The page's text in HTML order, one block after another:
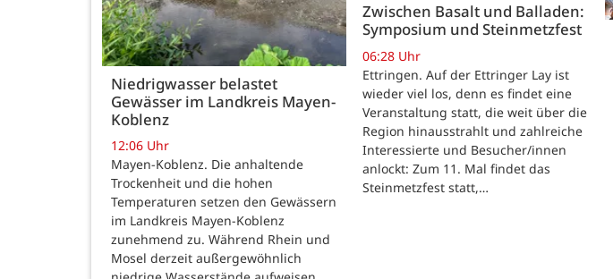
Niedrigwasser belastet
Gewässer im Landkreis Mayen-
Koblenz
12:06 Uhr
Mayen-Koblenz. Die anhaltende
Trockenheit und die hohen
Temperaturen setzen den Gewässern
im Landkreis Mayen-Koblenz
zunehmend zu. Während Rhein und
Mosel derzeit außergewöhnlich
Zwischen Basalt und Balladen:
Symposium und Steinmetzfest
06:28 Uhr
Ettringen. Auf der Ettringer Lay ist
wieder viel los, denn es findet eine
Veranstaltung statt, die weit über die
Region hinausstrahlt und zahlreiche
Interessierte und Besucher/innen
anlockt: Zum 11. Mal findet das
Steinmetzfest statt,…